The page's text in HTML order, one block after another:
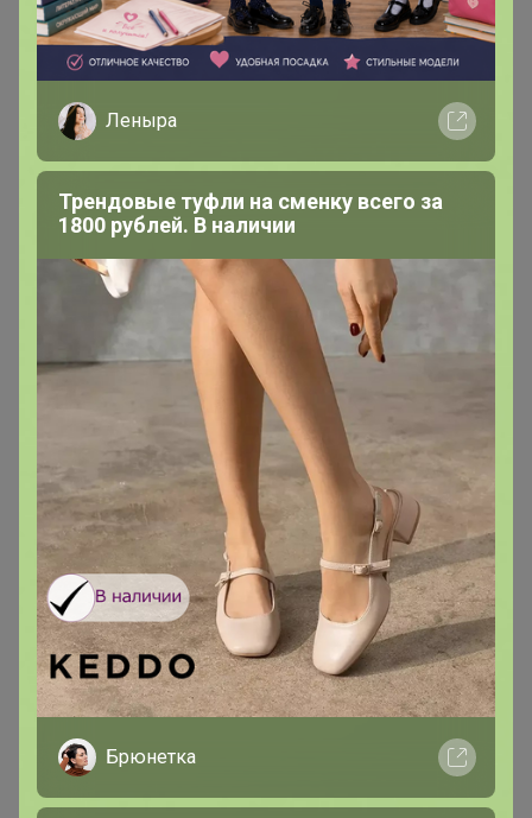
WAKUKU и другие трендовые игрушки"
27 сентября, 2025 23:47
Поменяйте пожалуйста ЦР на Солненый
пожалуйста,если ещё можно
nina74
Великий магистр
В теме "Гипермаркет Нисса. Бытовая химия,
косметика, товары для дома и дачи. Цветочные
кашпо, удобрения. Бесплатная доставка!"
14 сентября, 2025 16:02
Спасибо, сделаю
nina74
Великий магистр
В теме "СИМА-ЛЕНД. НОВЫЙ ГОД 2026 Красной
Огненной Лошади! Подарки, упаковка. "
Леныра
Трендовые туфли на сменку всего за
1800 рублей. В наличии
Брюнетка